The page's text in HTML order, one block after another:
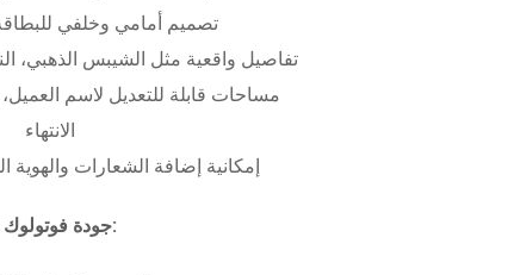
تصميم أمامي وخلفي
تفاصيل واقعية مثل الشيبس الذهبي،
مساحات قابلة للتعديل لاسم العميل،
الانتهاء
إمكانية إضافة الشعارات والهوية
جودة فوتولوك عالية: